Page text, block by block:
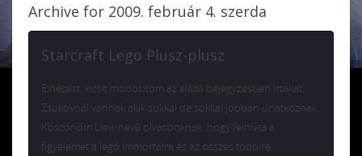
Archive for 2009. február 4. szerda
Starcraft Lego Plusz-plusz
Elnézést, kicsit módosítom az előző bejegyzésben írtakat,
Zsukovnál vannak akik sokkal de sokkal jobban unatkoznak.
Köszönöm Llew nevű olvasónknak, hogy felhívta a
figyelemet a legó Immortalra és az összes többire.